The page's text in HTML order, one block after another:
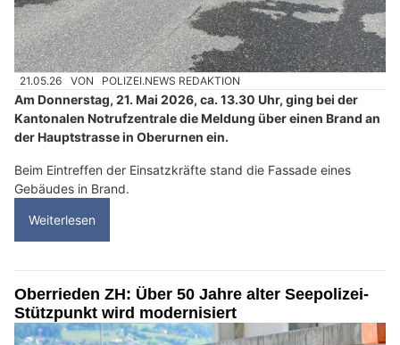
21.05.26 VON POLIZEI.NEWS REDAKTION
Am Donnerstag, 21. Mai 2026, ca. 13.30 Uhr, ging bei der
Kantonalen Notrufzentrale die Meldung über einen Brand an
der Hauptstrasse in Oberurnen ein.
Beim Eintreffen der Einsatzkräfte stand die Fassade eines
Gebäudes in Brand.
Weiterlesen
Oberrieden ZH: Über 50 Jahre alter Seepolizei-
Stützpunkt wird modernisiert